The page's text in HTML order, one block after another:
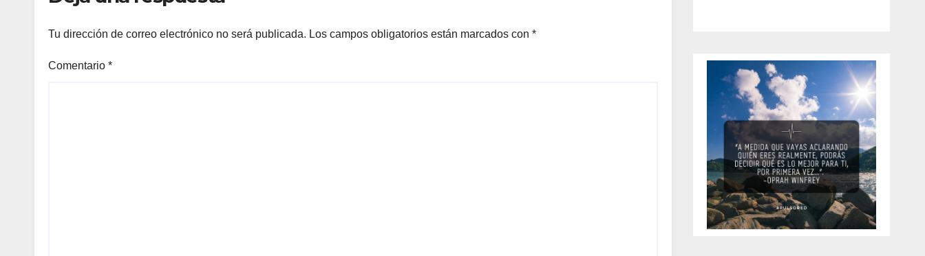
Tu dirección de correo electrónico no será publicada. Los campos obligatorios están marcados con *
Comentario *